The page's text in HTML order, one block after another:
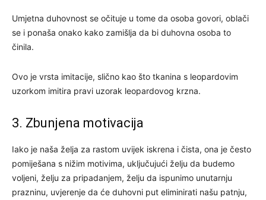
Umjetna duhovnost se očituje u tome da osoba govori, oblači
se i ponaša onako kako zamišlja da bi duhovna osoba to
činila.
Ovo je vrsta imitacije, slično kao što tkanina s leopardovim
uzorkom imitira pravi uzorak leopardovog krzna.
3. Zbunjena motivacija
Iako je naša želja za rastom uvijek iskrena i čista, ona je često
pomiješana s nižim motivima, uključujući želju da budemo
voljeni, želju za pripadanjem, želju da ispunimo unutarnju
prazninu, uvjerenje da će duhovni put eliminirati našu patnju,